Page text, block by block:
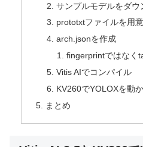
サンプルモデルをダウ
prototxtファイルを用
arch.jsonを作成
fingerprintではなく
Vitis AIでコンパイル
KV260でYOLOXを動
まとめ